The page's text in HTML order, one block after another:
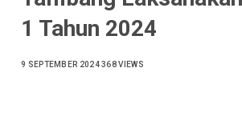
1 Tahun 2024
9 SEPTEMBER 2024368 VIEWS